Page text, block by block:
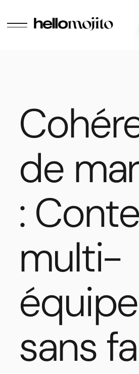
de
:
multi-
sans